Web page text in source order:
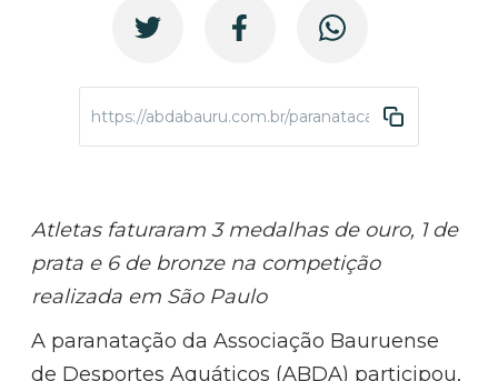
https://abdabauru.com.br/paranatacao-circuitocaixa-
Atletas faturaram 3 medalhas de ouro, 1 de
prata e 6 de bronze na competição
realizada em São Paulo
A paranatação da Associação Bauruense
de Desportes Aquáticos (ABDA) participou,